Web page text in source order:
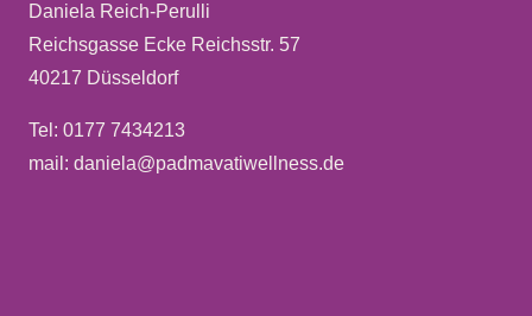
Daniela Reich-Perulli
Reichsgasse Ecke Reichsstr. 57
40217 Düsseldorf
Tel: 0177 7434213
mail: daniela@padmavatiwellness.de